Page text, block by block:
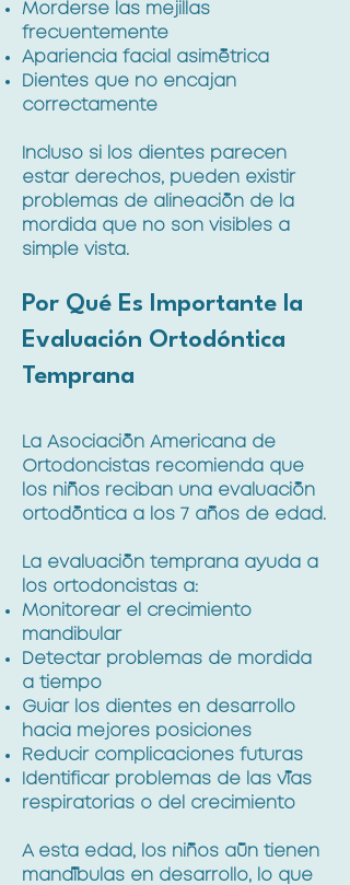
Morderse las mejillas
frecuentemente
Apariencia facial asimétrica
Dientes que no encajan
correctamente
Incluso si los dientes parecen
estar derechos, pueden existir
problemas de alineación de la
mordida que no son visibles a
simple vista.
Por Qué Es Importante la
Evaluación Ortodóntica
Temprana
La Asociación Americana de
Ortodoncistas recomienda que
los niños reciban una evaluación
ortodóntica a los 7 años de edad.
La evaluación temprana ayuda a
los ortodoncistas a:
Monitorear el crecimiento
mandibular
Detectar problemas de mordida
a tiempo
Guiar los dientes en desarrollo
hacia mejores posiciones
Reducir complicaciones futuras
Identificar problemas de las vías
respiratorias o del crecimiento
A esta edad, los niños aún tienen
mandíbulas en desarrollo, lo que